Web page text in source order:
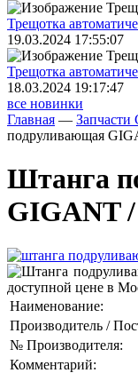
Трещoтка
19.03.2024 17:55:07
Трещoтка
18.03.2024 19:17:47
все новинки
Главная —
подруливающая
Штанга
GIGANT /
Наименование:
Производитель /
№ Производителя:
Комментарий: